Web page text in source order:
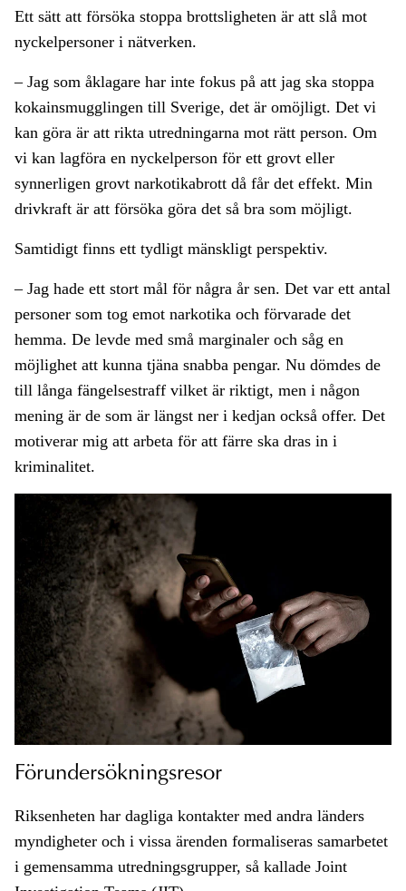
Ett sätt att försöka stoppa brottsligheten är att slå mot
nyckelpersoner i nätverken.
– Jag som åklagare har inte fokus på att jag ska stoppa
kokainsmugglingen till Sverige, det är omöjligt. Det vi
kan göra är att rikta utredningarna mot rätt person. Om
vi kan lagföra en nyckelperson för ett grovt eller
synnerligen grovt narkotikabrott då får det effekt. Min
drivkraft är att försöka göra det så bra som möjligt.
Samtidigt finns ett tydligt mänskligt perspektiv.
– Jag hade ett stort mål för några år sen. Det var ett antal
personer som tog emot narkotika och förvarade det
hemma. De levde med små marginaler och såg en
möjlighet att kunna tjäna snabba pengar. Nu dömdes de
till långa fängelsestraff vilket är riktigt, men i någon
mening är de som är längst ner i kedjan också offer. Det
motiverar mig att arbeta för att färre ska dras in i
kriminalitet.
Förundersökningsresor
Riksenheten har dagliga kontakter med andra länders
myndigheter och i vissa ärenden formaliseras samarbetet
i gemensamma utredningsgrupper, så kallade Joint